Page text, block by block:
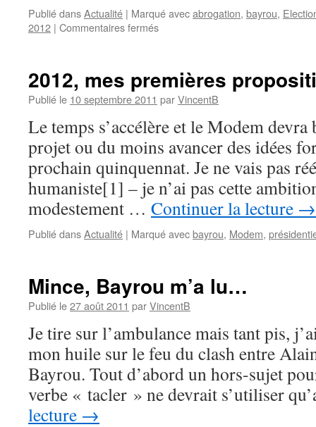
Publié dansActualité | Marqué avecabrogation, bayrou,
2012 | Commentaires fermés
l’abrogation
de
l’article
de
loi
de
finance
rectificative
pour
2012, mes premières
Publié le 10 septembre 2011 parVincentB
Le temps s’accélère et le Modem
projet ou du moins avancer des idées
prochain quinquennat. Je ne vais pas
humaniste[1] – je n’ai pas cette
modestement … Continuer la lecture →
Publié dansActualité | Marqué avecbayrou, Modem,
Mince, Bayrou m’a lu…
Publié le27 août 2011 parVincentB
Je tire sur l’ambulance mais tant pis,
mon huile sur le feu du clash entre
Bayrou. Tout d’abord un hors-sujet
verbe « tacler » ne devrait s’utiliser
lecture →